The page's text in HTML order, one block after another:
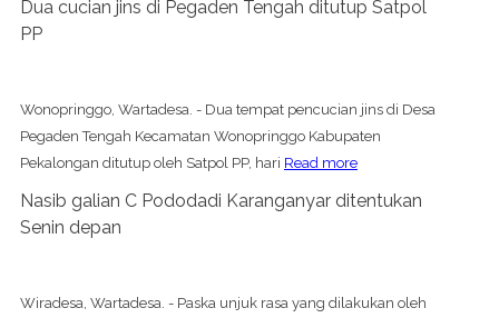
Dua cucian jins di Pegaden Tengah ditutup Satpol
PP
Wonopringgo, Wartadesa. - Dua tempat pencucian jins di Desa
Pegaden Tengah Kecamatan Wonopringgo Kabupaten
Pekalongan ditutup oleh Satpol PP, hari Read more
Nasib galian C Pododadi Karanganyar ditentukan
Senin depan
Wiradesa, Wartadesa. - Paska unjuk rasa yang dilakukan oleh